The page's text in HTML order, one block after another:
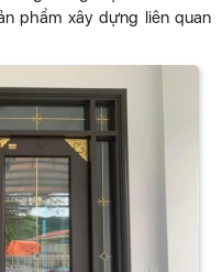
phẩm xây dựng liên quan